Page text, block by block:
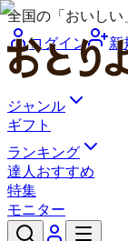
全国の「おいしい
ログイン
新
ジャンル
ギフト
ランキング
達人おすすめ
特集
モニター